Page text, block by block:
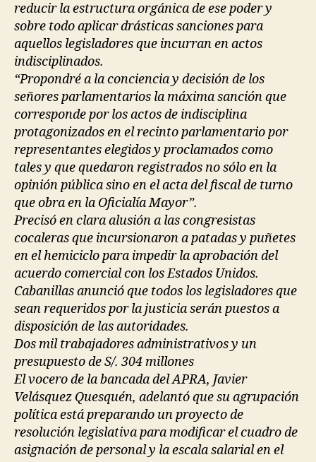
reducir la estructura orgánica de ese poder y
sobre todo aplicar drásticas sanciones para
aquellos legisladores que incurran en actos
indisciplinados.
“Propondré a la conciencia y decisión de los
señores parlamentarios la máxima sanción que
corresponde por los actos de indisciplina
protagonizados en el recinto parlamentario por
representantes elegidos y proclamados como
tales y que quedaron registrados no sólo en la
opinión pública sino en el acta del fiscal de turno
que obra en la Oficialía Mayor”.
Precisó en clara alusión a las congresistas
cocaleras que incursionaron a patadas y puñetes
en el hemiciclo para impedir la aprobación del
acuerdo comercial con los Estados Unidos.
Cabanillas anunció que todos los legisladores que
sean requeridos por la justicia serán puestos a
disposición de las autoridades.
Dos mil trabajadores administrativos y un
presupuesto de S/. 304 millones
El vocero de la bancada del APRA, Javier
Velásquez Quesquén, adelantó que su agrupación
política está preparando un proyecto de
resolución legislativa para modificar el cuadro de
asignación de personal y la escala salarial en el